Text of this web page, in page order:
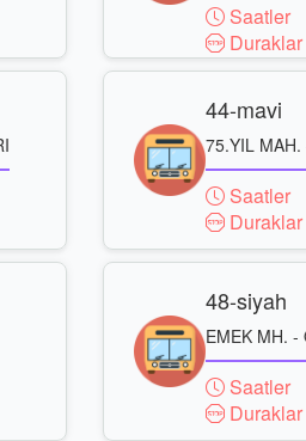
Saatler
Duraklar
44-mavi
75.YIL MAH.
Saatler
Duraklar
48-siyah
EMEK MH. -
Saatler
Duraklar